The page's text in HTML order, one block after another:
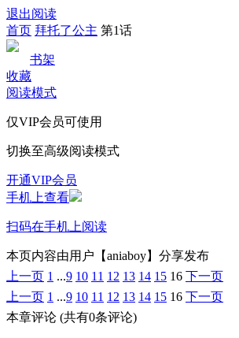
退出阅读
首页 拜托了公主 第1话
书架
收藏
阅读模式
仅VIP会员可使用
切换至高级阅读模式
开通VIP会员
手机上查看
扫码在手机上阅读
本页内容由用户【aniaboy】分享发布
上一页 1 ...9 10 11 12 13 14 15 16 下一页
上一页 1 ...9 10 11 12 13 14 15 16 下一页
本章评论 (共有0条评论)